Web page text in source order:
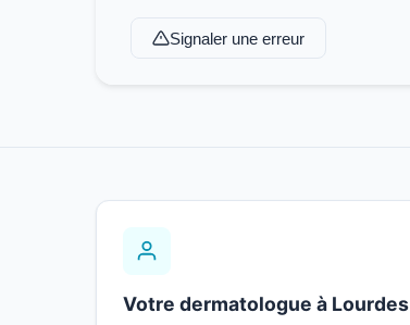
Signaler une erreur
Votre dermatologue à Lourdes